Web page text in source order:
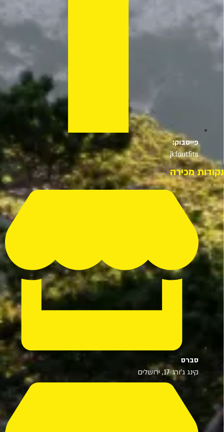
פייסבוק:
jkfoutfits
נקודות מכירה
סברס
קינג ג'ורג 17, ירושלים